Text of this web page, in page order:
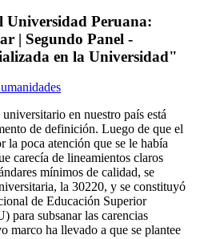
Universidad Peruana:
| Segundo Panel -
en la Universidad"
en nuestro país está
de definición. Luego de que el
la poca atención que se le había
carecía de lineamientos claros
mínimos de calidad, se
la 30220, y se constituyó
de Educación Superior
para subsanar las carencias
marco ha llevado a que se plantee